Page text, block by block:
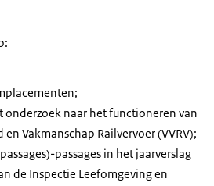
onderzoek naar het functioneren van
Vakmanschap Railvervoer (VVRV);
passages in het jaarverslag
de Inspectie Leefomgeving en